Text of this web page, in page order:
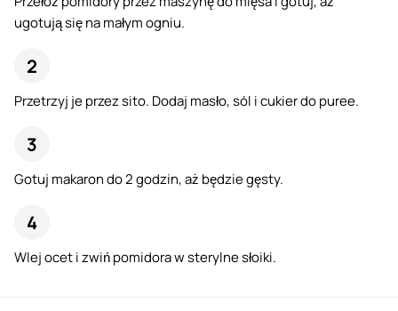
ugotują się na małym ogniu.
Przetrzyj je przez sito. Dodaj masło, sól i cukier do puree.
Gotuj makaron do 2 godzin, aż będzie gęsty.
Wlej ocet i zwiń pomidora w sterylne słoiki.